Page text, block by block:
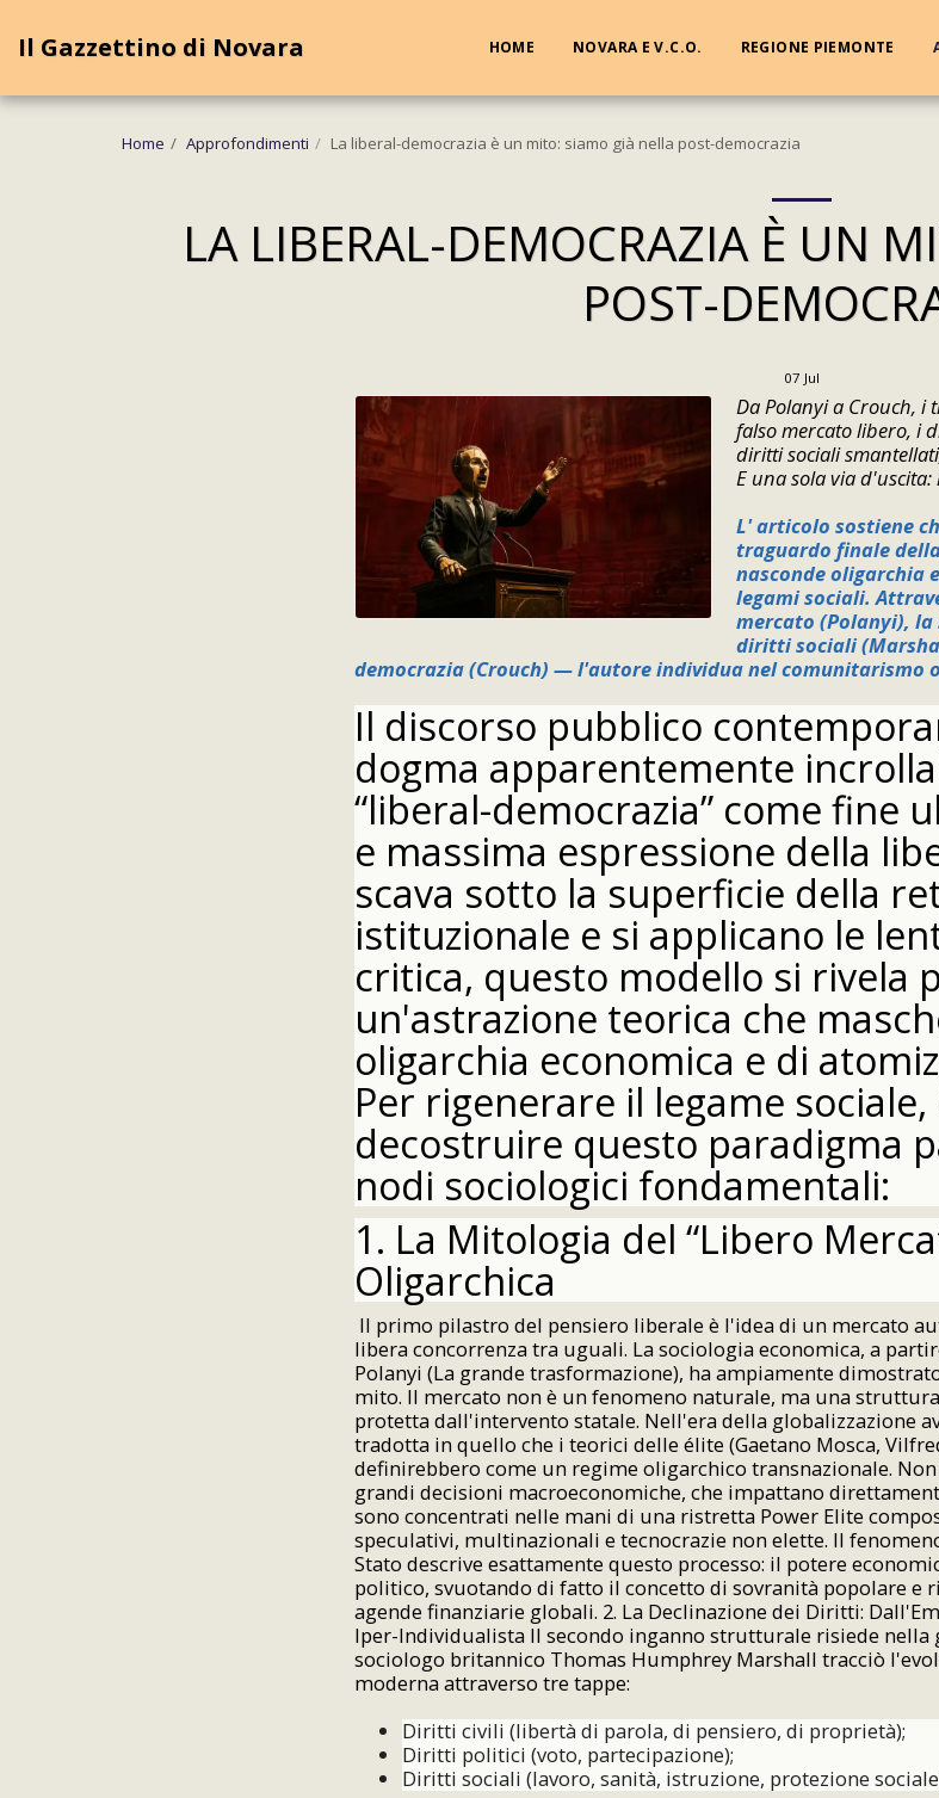
Il Gazzettino di Novara HOME NOVARA E V.C.O. REGIONE PIEMONTE
Home Approfondimenti La liberal-democrazia è un mito: siamo già nella post-democrazia
LA LIBERAL-DEMOCRAZIA È UN
POST-
07 Jul
Da Polanyi a Crouch,
falso mercato libero, i
diritti sociali
E una sola via
L'articolo sostiene
traguardo finale
nasconde oligarchia
legami sociali.
mercato (Polanyi),
diritti sociali
democrazia (Crouch) — l'autore individua nel comunitarismo
Il discorso pubblico
dogma apparentemente
“liberal-democrazia” come fine
e massima espressione della
scava sotto la superficie della
istituzionale e si applicano le
critica, questo modello si rivela
un'astrazione teorica che
oligarchia economica e di
Per rigenerare il legame
decostruire questo paradigma
nodi sociologici fondamentali:
1. La Mitologia del “Libero
Oligarchica
Il primo pilastro del pensiero liberale è l'idea di un mercato
libera concorrenza tra uguali. La sociologia economica, a
Polanyi (La grande trasformazione), ha ampiamente
mito. Il mercato non è un fenomeno naturale, ma una
protetta dall'intervento statale. Nell'era della globalizzazione
tradotta in quello che i teorici delle élite (Gaetano Mosca,
definirebbero come un regime oligarchico transnazionale. Non
grandi decisioni macroeconomiche, che impattano
sono concentrati nelle mani di una ristretta Power Elite
speculativi, multinazionali e tecnocrazie non elette. Il
Stato descrive esattamente questo processo: il potere
politico, svuotando di fatto il concetto di sovranità popolare e
agende finanziarie globali. 2. La Declinazione dei Diritti:
Iper-Individualista Il secondo inganno strutturale risiede nella
sociologo britannico Thomas Humphrey Marshall tracciò
moderna attraverso tre tappe:
Diritti civili (libertà di parola, di pensiero, di proprietà);
Diritti politici (voto, partecipazione);
Diritti sociali (lavoro, sanità, istruzione, protezione